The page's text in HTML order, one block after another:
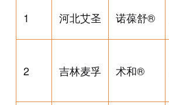
1 河北艾圣 诺葆舒®
2 吉林麦孚 术和®